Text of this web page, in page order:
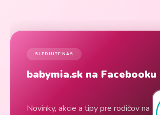
SLEDUJTE NÁS
babymia.sk na Facebooku
Novinky, akcie a tipy pre rodičov na